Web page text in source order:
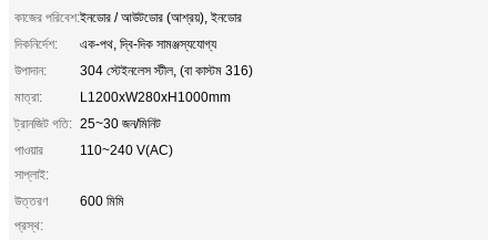
কাজের পরিবেশ:ইনডোর / আউটডোর (আশ্রয়), ইনডোর
দিকনির্দেশ:
এক-পথ, দ্বি-দিক সামঞ্জস্যযোগ্য
উপাদান:
304 স্টেইনলেস স্টীল, (বা কাস্টম 316)
মাত্রা:
L1200xW280xH1000mm
ট্রানজিট গতি: 25~30 জন/মিনিট
পাওয়ার
সাপ্লাই:
110~240 V(AC)
উত্তরণ
প্রস্থ:
600 মিমি